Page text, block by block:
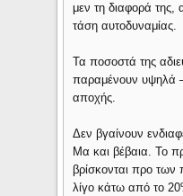
μεν τη διαφορά της,
τάση αυτοδυναμίας.
Τα ποσοστά της
παραμένουν υψηλά –
αποχής.
Δεν βγαίνουν
Μα και βέβαια. Το
βρίσκονται προ
λίγο κάτω από το